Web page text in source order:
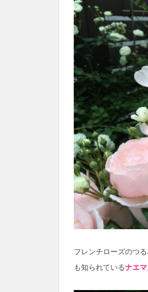
フレンチローズのつ
も知られているナエマ